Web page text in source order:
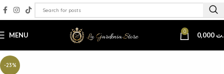
MENU 0
-23%